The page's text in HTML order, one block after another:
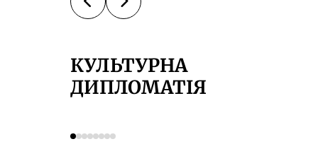
КУЛЬТУРНА
ДИПЛОМАТІЯ​